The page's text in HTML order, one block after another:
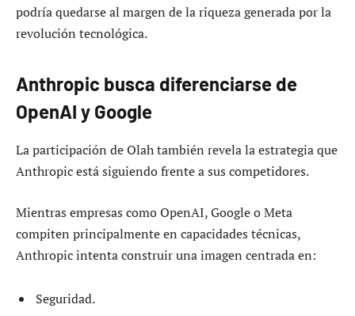
podría quedarse al margen de la riqueza generada por la
revolución tecnológica.
Anthropic busca diferenciarse de
OpenAI y Google
La participación de Olah también revela la estrategia que
Anthropic está siguiendo frente a sus competidores.
Mientras empresas como OpenAI, Google o Meta
compiten principalmente en capacidades técnicas,
Anthropic intenta construir una imagen centrada en:
Seguridad.